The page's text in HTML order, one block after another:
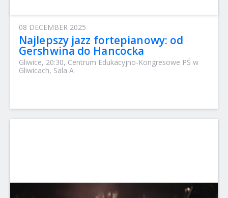
08 DECEMBER 2025
Najlepszy jazz fortepianowy: od
Gershwina do Hancocka
Gliwice, 20:30, Centrum Edukacyjno-Kongresowe PŚ w
Gliwicach, Sala A